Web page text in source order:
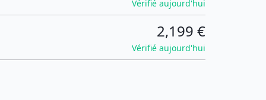
Vérifié aujourd'hui
2,199 €
Vérifié aujourd'hui